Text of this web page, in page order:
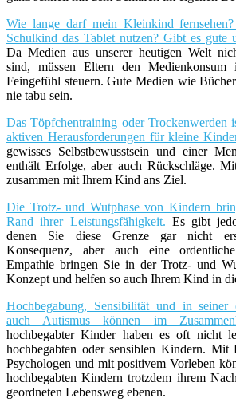
Wie lange darf mein Kleinkind
Schulkind das Tablet nutzen? Gibt es gute
Da Medien aus unserer heutigen Welt
sind, müssen Eltern den
Feingefühl steuern. Gute Medien wie
nie tabu sein.
Das Töpfchentraining oder Trockenwerden
aktiven Herausforderungen für kleine
gewisses Selbstbewusstsein und einer
enthält Erfolge, aber auch Rückschläge.
zusammen mit Ihrem Kind ans Ziel.
Die Trotz- und Wutphase von Kindern
Rand ihrer Leistungsfähigkeit. Es gibt
denen Sie diese Grenze gar nicht
Konsequenz, aber auch eine
Empathie bringen Sie in der Trotz- und
Konzept und helfen so auch Ihrem Kind in
Hochbegabung, Sensibilität und in seiner
auch Autismus können im
hochbegabter Kinder haben es oft nicht
hochbegabten oder sensiblen Kindern.
Psychologen und mit positivem Vorleben
hochbegabten Kindern trotzdem ihrem
geordneten Lebensweg ebenen.